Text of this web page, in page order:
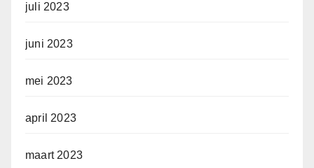
juli 2023
juni 2023
mei 2023
april 2023
maart 2023